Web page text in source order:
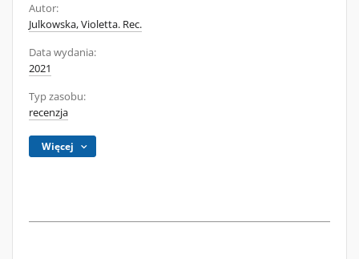
Autor:
Julkowska, Violetta. Rec.
Data wydania:
2021
Typ zasobu:
recenzja
Więcej